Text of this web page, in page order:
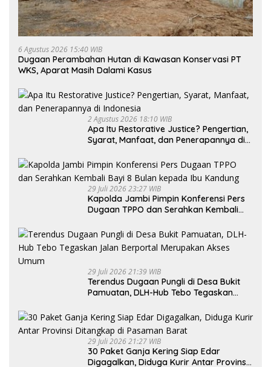
6 Agustus 2026 15:40 WIB
Dugaan Perambahan Hutan di Kawasan Konservasi PT
WKS, Aparat Masih Dalami Kasus
2 Agustus 2026 18:10 WIB
Apa Itu Restorative Justice? Pengertian,
Syarat, Manfaat, dan Penerapannya di
29 Juli 2026 23:27 WIB
Kapolda Jambi Pimpin Konferensi Pers
Dugaan TPPO dan Serahkan Kembali
29 Juli 2026 21:39 WIB
Terendus Dugaan Pungli di Desa Bukit
Pamuatan, DLH-Hub Tebo Tegaskan
Umum
29 Juli 2026 21:27 WIB
30 Paket Ganja Kering Siap Edar
Digagalkan, Diduga Kurir Antar Provinsi